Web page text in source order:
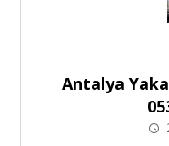
Antalya